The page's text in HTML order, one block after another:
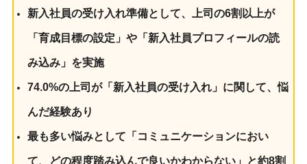
新入社員の受け入れ準備として、上司の6割以上が
「育成目標の設定」や「新入社員プロフィールの読
み込み」を実施
74.0%の上司が「新入社員の受け入れ」に関して、悩
んだ経験あり
最も多い悩みとして「コミュニケーションにおい
て、どの程度踏み込んで良いかわからない」と約8割